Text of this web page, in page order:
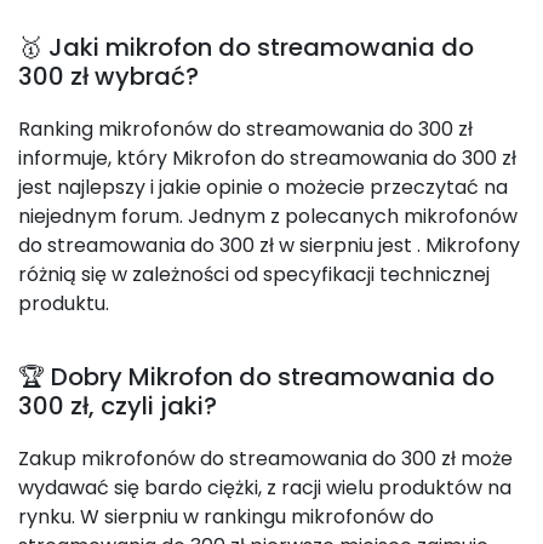
🥇 Jaki mikrofon do streamowania do
300 zł wybrać?
Ranking mikrofonów do streamowania do 300 zł
informuje, który Mikrofon do streamowania do 300 zł
jest najlepszy i jakie opinie o możecie przeczytać na
niejednym forum. Jednym z polecanych mikrofonów
do streamowania do 300 zł w sierpniu jest . Mikrofony
różnią się w zależności od specyfikacji technicznej
produktu.
🏆 Dobry Mikrofon do streamowania do
300 zł, czyli jaki?
Zakup mikrofonów do streamowania do 300 zł może
wydawać się bardo ciężki, z racji wielu produktów na
rynku. W sierpniu w rankingu mikrofonów do